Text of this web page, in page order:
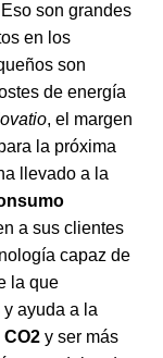
son grandes
en los
son
de energía
, el margen
la próxima
llevado a la
a sus clientes
capaz de
la que
ayuda a la
CO2 y ser más